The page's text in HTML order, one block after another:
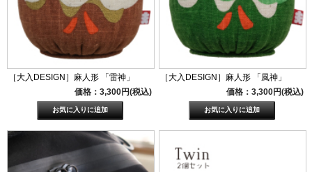
［大入DESIGN］麻人形 「雷神」
価格：3,300円(税込)
［大入DESIGN］麻人形 「風神」
価格：3,300円(税込)